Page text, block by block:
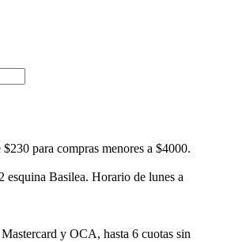
para compras menores a $4000.
esquina Basilea. Horario de lunes a
y OCA, hasta 6 cuotas sin